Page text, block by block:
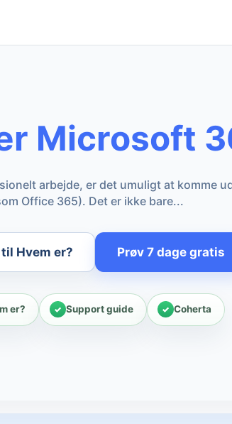
Microsoft
arbejde, er det umuligt at komme
Office 365). Det er ikke bare...
Hvem er? Prøv 7 dage gratis
er? Support guide Coherta